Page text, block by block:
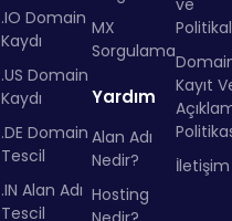
.IO Domain
Kaydı
.US Domain
Kaydı
.DE Domain
Tescil
.IN Alan Adı
Tescil
MX
Sorgulama
Yardım
Alan Adı
Nedir?
Hosting
ve
Kayıt
İletişim